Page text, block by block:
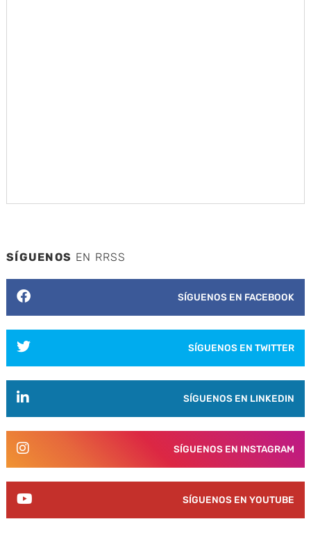
SÍGUENOS EN RRSS
SÍGUENOS EN FACEBOOK
SÍGUENOS EN TWITTER
SÍGUENOS EN LINKEDIN
SÍGUENOS EN INSTAGRAM
SÍGUENOS EN YOUTUBE